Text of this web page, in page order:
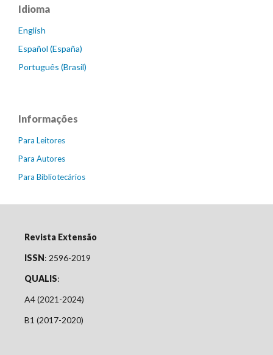
Idioma
English
Español (España)
Português (Brasil)
Informações
Para Leitores
Para Autores
Para Bibliotecários
Revista Extensão
ISSN: 2596-2019
QUALIS:
A4 (2021-2024)
B1 (2017-2020)